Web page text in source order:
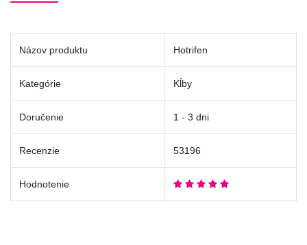
Názov produktu Hotrifen
Kategórie Kĺby
Doručenie 1 - 3 dni
Recenzie 53196
Hodnotenie